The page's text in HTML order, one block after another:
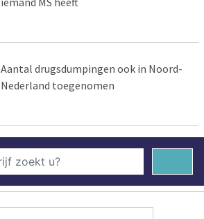
Aantal drugsdumpingen ook in Noord-
Nederland toegenomen